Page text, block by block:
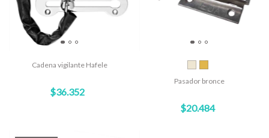
Cadena vigilante Hafele
$36.352
Pasador bronce
$20.484